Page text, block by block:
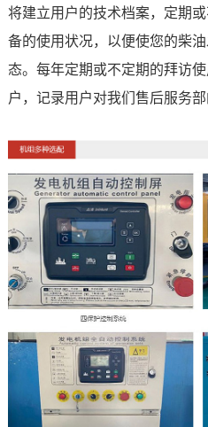
将建立用户的技术档案，定期
备的使用状况，以便使您的柴
态。每年定期或不定期的拜访
户，记录用户对我们售后服务